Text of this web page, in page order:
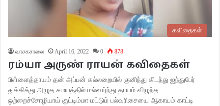
கவிதைகள்
வாசகசாலை April 16, 2022 0 878
ரம்யா அருண் ராயன் கவிதைகள்
பிள்ளைத்தாயம் தன் அப்பன் கல்லறையில் குனிந்து கிடந்து ஐந்துபேர்
துக்கித்து அழுத சமயத்தில் மல்லார்ந்து தாயம் விழுந்த
ஒற்றைச்சோழியாய் குட்டிம்மா மட்டும் பல்வரிசையை ஆகாயம் காட்டி